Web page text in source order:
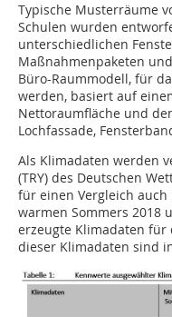
Typische Musterräume
Schulen wurden
unterschiedlichen
Maßnahmenpaketen
Büro-Raummodell, für
werden, basiert auf
Nettoraumfläche und
Lochfassade,
Als Klimadaten werden
(TRY) des Deutschen
für einen Vergleich
warmen Sommers 2018
erzeugte Klimadaten für
dieser Klimadaten sind